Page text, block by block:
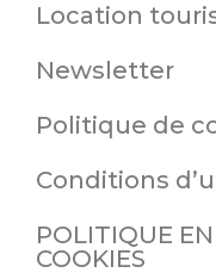
Location
Newsletter
Politique de
Conditions
POLITIQUE
COOKIES